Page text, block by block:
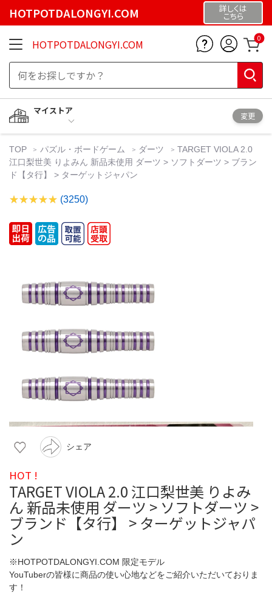
HOTPOTDALONGYI.COM 詳しくは
こちら
HOTPOTDALONGYI.COM 0
マイストア
変更
TOP パズル・ボードゲーム ダーツ
TARGET VIOLA 2.0
江口梨世美 りよみん 新品未使用 ダーツ > ソフトダーツ > ブラン
ド【タ行】 > ターゲットジャパン
(3250)
シェア
HOT !
TARGET VIOLA 2.0 江口梨世美 りよみ
ん 新品未使用 ダーツ > ソフトダーツ >
ブランド【タ行】 > ターゲットジャパ
ン
※HOTPOTDALONGYI.COM 限定モデル
YouTuberの皆様に商品の使い心地などをご紹介いただいておりま
す！